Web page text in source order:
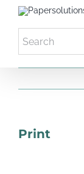
inhoud
Print